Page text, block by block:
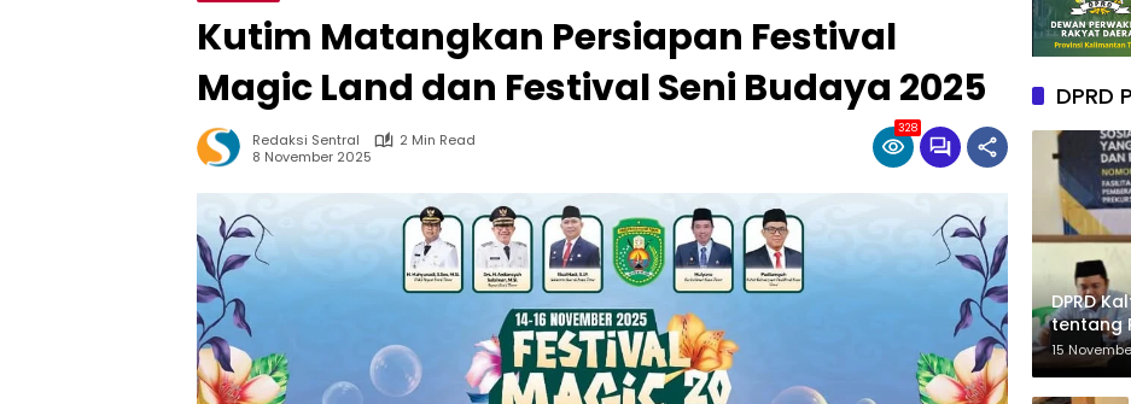
Kutim Matangkan Persiapan Festival
Magic Land dan Festival Seni Budaya 2025
Redaksi Sentral
2 Min Read
8 November 2025
328
DPRD
DPRD
tentang
15